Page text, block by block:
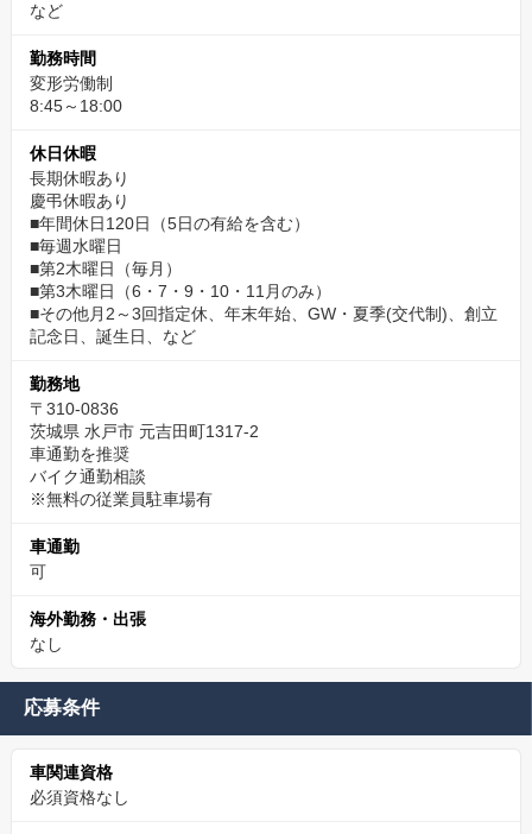
など
勤務時間
変形労働制
8:45～18:00
休日休暇
長期休暇あり
慶弔休暇あり
■年間休日120日（5日の有給を含む）
■毎週水曜日
■第2木曜日（毎月）
■第3木曜日（6・7・9・10・11月のみ）
■その他月2～3回指定休、年末年始、GW・夏季(交代制)、創立
記念日、誕生日、など
勤務地
〒310-0836
茨城県 水戸市 元吉田町1317-2
車通勤を推奨
バイク通勤相談
※無料の従業員駐車場有
車通勤
可
海外勤務・出張
なし
応募条件
車関連資格
必須資格なし